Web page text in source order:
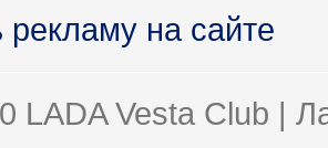
рекламу на сайте
LADA Vesta Club |